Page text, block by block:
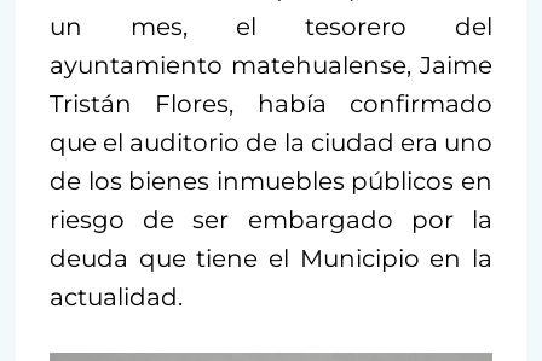
un mes, el tesorero del
ayuntamiento matehualense, Jaime
Tristán Flores, había confirmado
que el auditorio de la ciudad era uno
de los bienes inmuebles públicos en
riesgo de ser embargado por la
deuda que tiene el Municipio en la
actualidad.